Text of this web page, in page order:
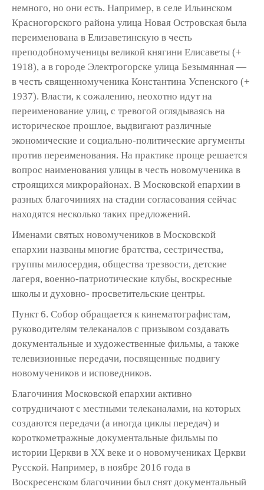
немного, но они есть. Например, в селе Ильинском
Красногорского района улица Новая Островская была
переименована в Елизаветинскую в честь
преподобномученицы великой княгини Елисаветы (+
1918), а в городе Электрогорске улица Безымянная —
в честь священномученика Константина Успенского (+
1937). Власти, к сожалению, неохотно идут на
переименование улиц, с тревогой оглядываясь на
историческое прошлое, выдвигают различные
экономические и социально-политические аргументы
против переименования. На практике проще решается
вопрос наименования улицы в честь новомученика в
строящихся микрорайонах. В Московской епархии в
разных благочиниях на стадии согласования сейчас
находятся несколько таких предложений.
Именами святых новомучеников в Московской
епархии названы многие братства, сестричества,
группы милосердия, общества трезвости, детские
лагеря, военно-патриотические клубы, воскресные
школы и духовно- просветительские центры.
Пункт 6. Собор обращается к кинематографистам,
руководителям телеканалов с призывом создавать
документальные и художественные фильмы, а также
телевизионные передачи, посвященные подвигу
новомучеников и исповедников.
Благочиния Московской епархии активно
сотрудничают с местными телеканалами, на которых
создаются передачи (а иногда циклы передач) и
короткометражные документальные фильмы по
истории Церкви в ХХ веке и о новомучениках Церкви
Русской. Например, в ноябре 2016 года в
Воскресенском благочинии был снят документальный